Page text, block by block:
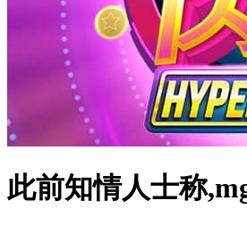
此前知情人士称